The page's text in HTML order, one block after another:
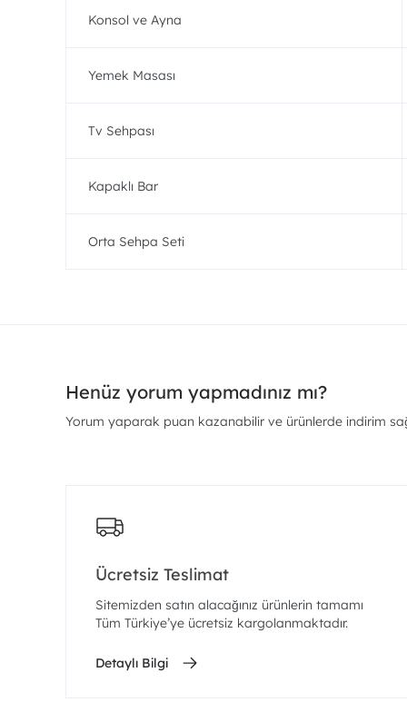
Konsol ve Ayna
Yemek Masası
Tv Sehpası
Kapaklı Bar
Orta Sehpa Seti
Henüz yorum yapmadınız mı?
Yorum yaparak puan kazanabilir ve ürünlerde indirim
Ücretsiz Teslimat
Sitemizden satın alacağınız ürünlerin tamamı
Tüm Türkiye’ye ücretsiz kargolanmaktadır.
Detaylı Bilgi